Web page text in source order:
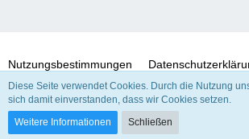
Nutzungsbestimmungen
Community-Software:
Diese Seite verwendet Cookies. Durch die Nutzung
sich damit einverstanden, dass wir Cookies setzen.
Weitere Informationen
Schließen